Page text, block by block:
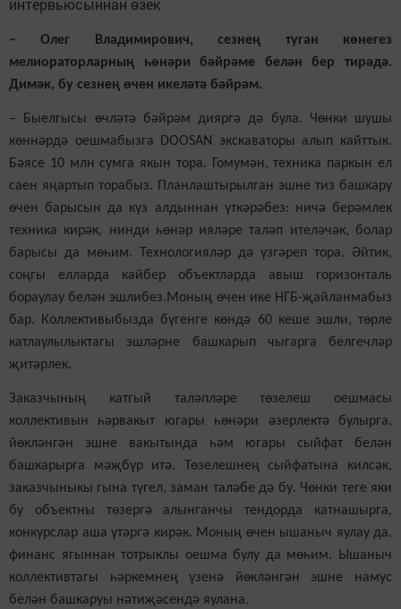
интервьюсыннан өзек
– Олег Владимирович, сезнең туган көнегез
мелиораторларның һөнәри бәйрәме белән бер тирәдә.
Димәк, бу сезнең өчен икеләтә бәйрәм.
– Быелгысы өчләтә бәйрәм дияргә дә була. Чөнки шушы
көннәрдә оешмабызга DООSAN экскаваторы алып кайттык.
Бәясе 10 млн сумга якын тора. Гомумән, техника паркын ел
саен яңартып торабыз. Планлаштырылган эшне тиз башкару
өчен барысын да күз алдыннан үткәрәбез: ничә берәмлек
техника кирәк, нинди һөнәр ияләре таләп ителәчәк, болар
барысы да мөһим. Технологияләр дә үзгәреп тора. Әйтик,
соңгы елларда кайбер объектларда авыш горизонталь
бораулау белән эшлибез.Моның өчен ике НГБ-җайланмабыз
бар. Коллективыбызда бүгенге көндә 60 кеше эшли, төрле
катлаулылыктагы эшләрне башкарып чыгарга белгечләр
җитәрлек.
Заказчының катгый таләпләре төзелеш оешмасы
коллективын һәрвакыт югары һөнәри әзерлектә булырга,
йөкләнгән эшне вакытында һәм югары сыйфат белән
башкарырга мәҗбүр итә. Төзелешнең сыйфатына килсәк,
заказчыныкы гына түгел, заман таләбе дә бу. Чөнки теге яки
бу объектны төзергә алынганчы тендорда катнашырга,
конкурслар аша үтәргә кирәк. Моның өчен ышаныч яулау да,
финанс ягыннан тотрыклы оешма булу да мөһим. Ышаныч
коллективтагы һәркемнең үзенә йөкләнгән эшне намус
белән башкаруы нәтиҗәсендә яулана.